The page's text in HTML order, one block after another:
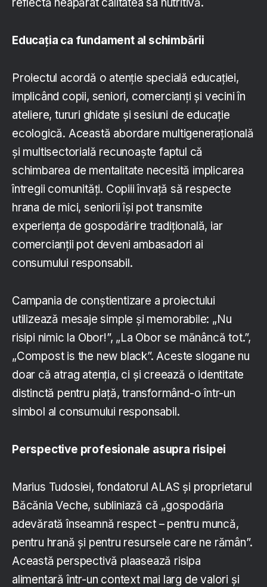
Educația ca fundament al schimbării
Proiectul acordă o atenție specială educației,
implicând copii, seniori, comercianți și vecini în
ateliere, tururi ghidate și sesiuni de educație
ecologică. Această abordare multigenerațională
și multisectorială recunoaște faptul că
schimbarea de mentalitate necesită implicarea
întregii comunități. Copiii învață să respecte
hrana de mici, seniorii își pot transmite
experiența de gospodărire tradițională, iar
comercianții pot deveni ambasadori ai
consumului responsabil.
Campania de conștientizare a proiectului
utilizează mesaje simple și memorabile: „Nu
risipi nimic la Obor!”, „La Obor se mănâncă tot.”,
„Compost is the new black”. Aceste slogane nu
doar că atrag atenția, ci și creează o identitate
distinctă pentru piață, transformând-o într-un
simbol al consumului responsabil.
Perspective profesionale asupra risipei
Marius Tudosiei, fondatorul ALAS și proprietarul
Băcănia Veche, subliniază că „gospodăria
adevărată înseamnă respect – pentru muncă,
pentru hrană și pentru resursele care ne rămân”.
Această perspectivă plaasează risipa
alimentară într-un context mai larg de valori și